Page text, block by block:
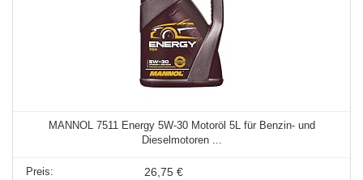
MANNOL 7511 Energy 5W-30 Motoröl 5L für Benzin- und
Dieselmotoren ...
26,75 €